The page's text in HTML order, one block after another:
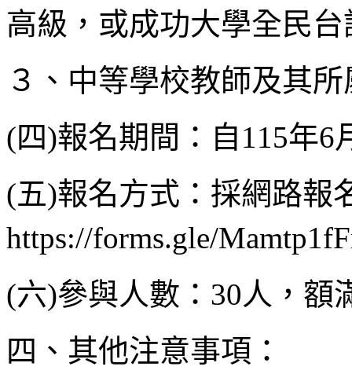
高級，或成功大學全民
３、中等學校教師及其
(四)報名期間：自115年6
(五)報名方式：採網路報
https://forms.gle/
(六)參與人數：30人，額
四、其他注意事項：